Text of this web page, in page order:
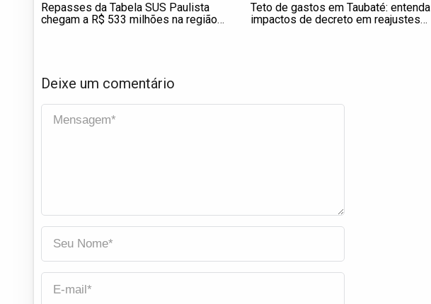
Repasses da Tabela SUS Paulista
chegam a R$ 533 milhões na região
Teto de gastos em Taubaté: entenda
impactos de decreto em reajustes
Deixe um comentário